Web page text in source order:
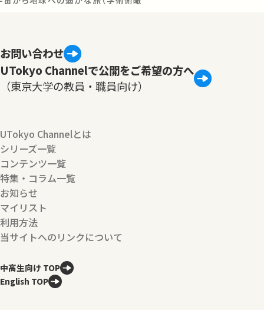
お問い合わせ
UTokyo Channelで公開をご希望の方へ
（東京大学の教員・職員向け）
UTokyo Channelとは
シリーズ一覧
コンテンツ一覧
特集・コラム一覧
お知らせ
マイリスト
利用方法
当サイトへのリンクについて
中高生向け TOP
English TOP